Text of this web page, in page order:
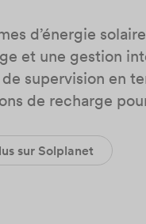
d’énergie
et une gestion
supervision en
de recharge
sur Solplanet